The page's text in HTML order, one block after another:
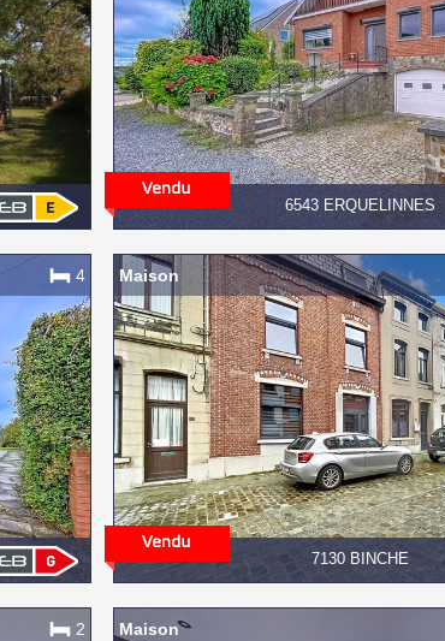
6543 ERQUELINNES
4
7130 BINCHE
Maison
2 Maison